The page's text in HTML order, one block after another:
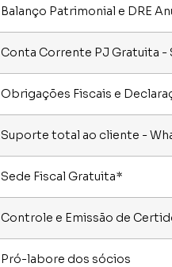
Balanço Patrimonial e DRE
Conta Corrente PJ Gratuita -
Obrigações Fiscais e
Suporte total ao cliente -
Sede Fiscal Gratuita*
Controle e Emissão de
Pró-labore dos sócios